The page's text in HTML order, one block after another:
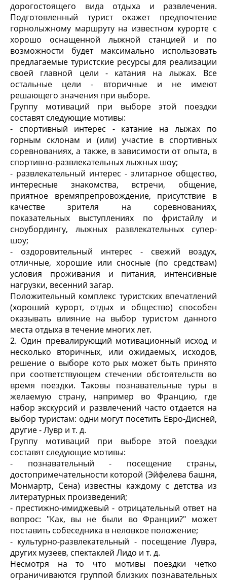
дорогостоящего вида отдыха и развлечения.
Подготовленный турист окажет предпочтение
горнолыжному маршруту на известном курорте с
хорошо оснащенной лыжной станцией и по
возможности будет максимально использовать
предлагаемые туристские ресурсы для реализации
своей главной цели - катания на лыжах. Все
остальные цели - вторичные и не имеют
решающего значения при выборе.
Группу мотиваций при выборе этой поездки
составят следующие мотивы:
- спортивный интерес - катание на лыжах по
горным склонам и (или) участие в спортивных
соревнованиях, а также, в зависимости от опыта, в
спортивно-развлекательных лыжных шоу;
- развлекательный интерес - элитарное общество,
интересные знакомства, встречи, общение,
приятное времяпрепровождение, присутствие в
качестве зрителя на соревнованиях,
показательных выступлениях по фристайлу и
сноубордингу, лыжных развлекательных супер-
шоу;
- оздоровительный интерес - свежий воздух,
отличные, хорошие или сносные (по средствам)
условия проживания и питания, интенсивные
нагрузки, весенний загар.
Положительный комплекс туристских впечатлений
(хороший курорт, отдых и общество) способен
оказывать влияние на выбор туристом данного
места отдыха в течение многих лет.
2. Один превалирующий мотивационный исход и
несколько вторичных, или ожидаемых, исходов,
решение о выборе кото рых может быть принято
при соответствующем стечении обстоятельств во
время поездки. Таковы познавательные туры в
желаемую страну, например во Францию, где
набор экскурсий и развлечений часто отдается на
выбор туристам: одни могут посетить Евро-Дисней,
другие - Лувр и т. д.
Группу мотиваций при выборе этой поездки
составят следующие мотивы:
- познавательный - посещение страны,
достопримечательности которой (Эйфелева башня,
Монмартр, Сена) известны каждому с детства из
литературных произведений;
- престижно-имиджевый - отрицательный ответ на
вопрос: "Как, вы не были во Франции?" может
поставить собеседника в неловкое положение;
- культурно-развлекательный - посещение Лувра,
других музеев, спектаклей Лидо и т. д.
Несмотря на то что мотивы поездки четко
ограничиваются группой близких познавательных